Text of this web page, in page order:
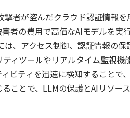
しました
Headless Cloud Security ガイド
コンテナセキュリティ｜LLM・GPU
ツールでは守れない？Falco を超える
Workload Protection Platform）とは
者が盗んだクラウド認証情報
者の費用で高価なAIモデルを実
、アクセス制御、認証情報の保
ィツールやリアルタイム監視機
ビティを迅速に検知することで
ことで、LLMの保護とAIリソー